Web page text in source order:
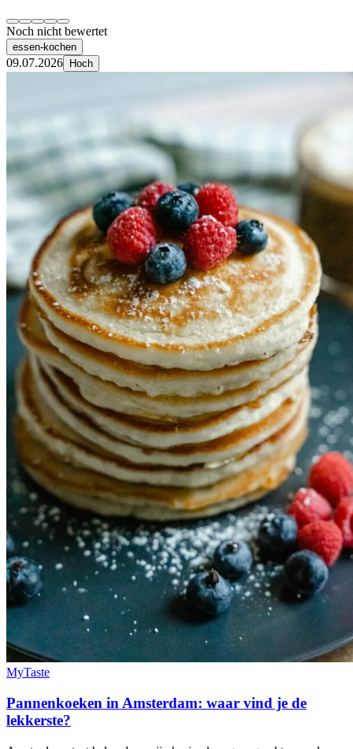
Noch nicht bewertet
essen-kochen
09.07.2026 Hoch
MyTaste
Pannenkoeken in Amsterdam: waar vind je de
lekkerste?